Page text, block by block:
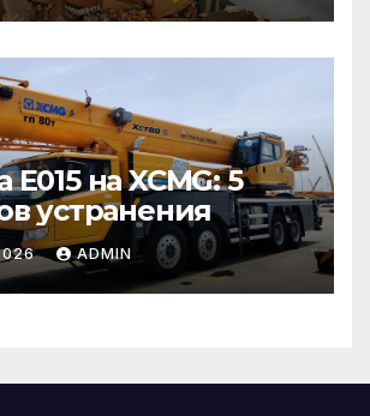
на XCMG: 5
устранения
ADMIN